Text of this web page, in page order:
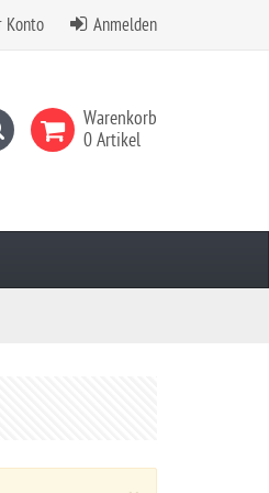
Konto Anmelden
Warenkorb
0 Artikel
Suchen